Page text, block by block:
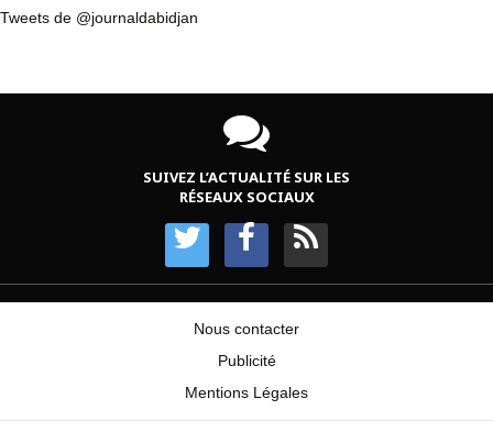
Tweets de @journaldabidjan
SUIVEZ L’ACTUALITÉ SUR LES
RÉSEAUX SOCIAUX
Nous contacter
Publicité
Mentions Légales